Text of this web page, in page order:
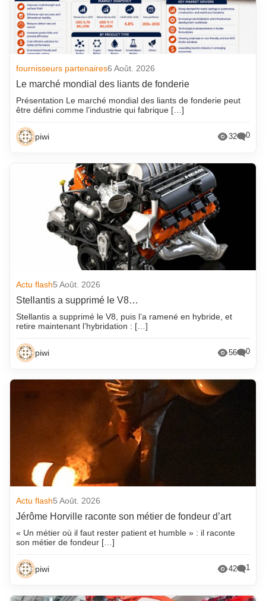
fournisseurs partenaires6 Août. 2026
Le marché mondial des liants de fonderie
Présentation Le marché mondial des liants de fonderie peut
être défini comme l’industrie qui fabrique […]
piwi 32 0
Actu flash5 Août. 2026
Stellantis a supprimé le V8…
Stellantis a supprimé le V8, puis l’a ramené en hybride, et
retire maintenant l’hybridation : […]
piwi 56 0
Actu flash5 Août. 2026
Jérôme Horville raconte son métier de fondeur d’art
« Un métier où il faut rester patient et humble » : il raconte
son métier de fondeur […]
piwi 42 1